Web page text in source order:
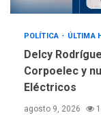
POLÍTICA ÚLTIMA
Delcy
Corpoelec y
Eléctricos
agosto 9, 2026